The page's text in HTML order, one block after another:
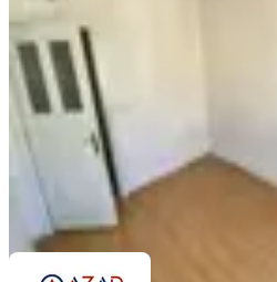
Azad Gayrimenkul Osmaniye musa